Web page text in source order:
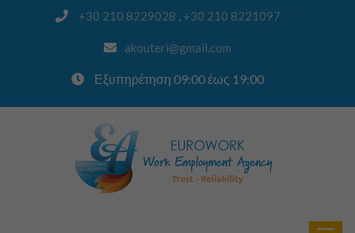
+30 210 8229028 , +30 210 8221097
akouteri@gmail.com
Εξυπηρέτηση 09:00 έως 19:00